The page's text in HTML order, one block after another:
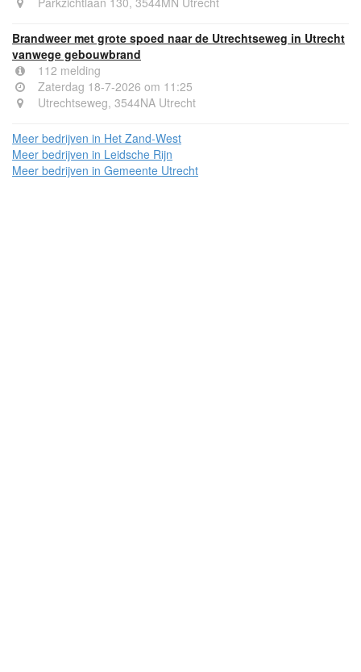
Brandweer met grote spoed naar de Utrechtseweg in Utrecht
vanwege gebouwbrand
112 melding
Zaterdag 18-7-2026 om 11:25
Utrechtseweg, 3544NA Utrecht
Meer bedrijven in Het Zand-West
Meer bedrijven in Leidsche Rijn
Meer bedrijven in Gemeente Utrecht